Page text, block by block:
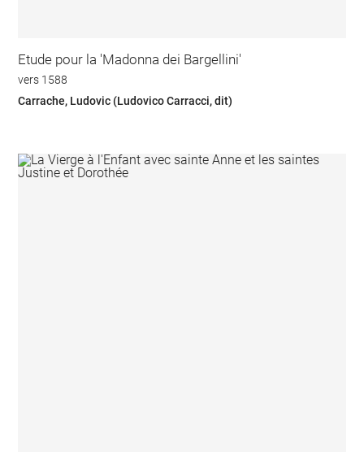
Etude pour la 'Madonna dei Bargellini'
vers 1588
Carrache, Ludovic (Ludovico Carracci, dit)